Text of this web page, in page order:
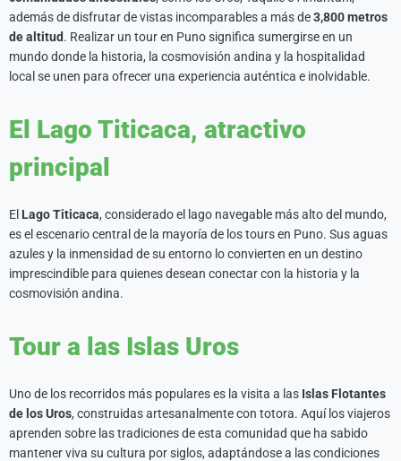
además de disfrutar de vistas incomparables a más de3,800 metros
de altitud. Realizar un tour en Puno significa sumergirse en un
mundo donde la historia, la cosmovisión andina y la hospitalidad
local se unen para ofrecer una experiencia auténtica e inolvidable.
El Lago Titicaca, atractivo
principal
El Lago Titicaca, considerado el lago navegable más alto del mundo,
es el escenario central de la mayoría de los tours en Puno. Sus aguas
azules y la inmensidad de su entorno lo convierten en un destino
imprescindible para quienes desean conectar con la historia y la
cosmovisión andina.
Tour a las Islas Uros
Uno de los recorridos más populares es la visita a las Islas Flotantes
de los Uros, construidas artesanalmente con totora. Aquí los viajeros
aprenden sobre las tradiciones de esta comunidad que ha sabido
mantener viva su cultura por siglos, adaptándose a las condiciones